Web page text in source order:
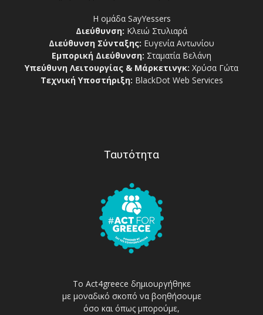
Η ομάδα SayYessers
Διεύθυνση: Κλειώ Στυλιαρά
Διεύθυνση Σύνταξης: Ευγενία Αντωνίου
Εμπορική Διεύθυνση: Σταματία Βελάνη
Υπεύθυνη Λειτουργίας & Μάρκετινγκ: Χρύσα Γώτα
Τεχνική Υποστήριξη: BlackDot Web Services
Ταυτότητα
Το Act4greece δημιουργήθηκε
με μοναδικό σκοπό να βοηθήσουμε
όσο και όπως μπορούμε,